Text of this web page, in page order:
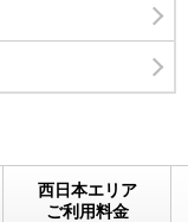
西日本エリア
ご利用料金